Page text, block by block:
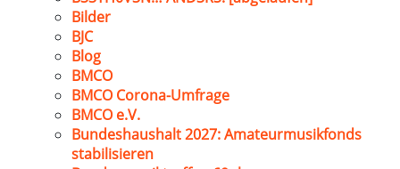
Bilder
BJC
Blog
BMCO
BMCO Corona-Umfrage
BMCO e.V.
Bundeshaushalt 2027: Amateurmusikfonds
stabilisieren